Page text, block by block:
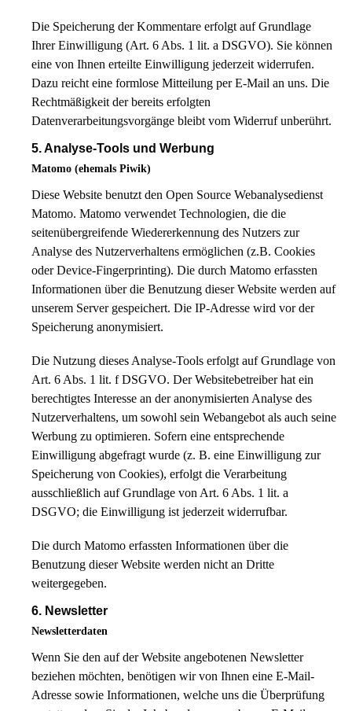
Die Speicherung der Kommentare erfolgt auf Grundlage
Ihrer Einwilligung (Art. 6 Abs. 1 lit. a DSGVO). Sie können
eine von Ihnen erteilte Einwilligung jederzeit widerrufen.
Dazu reicht eine formlose Mitteilung per E-Mail an uns. Die
Rechtmäßigkeit der bereits erfolgten
Datenverarbeitungsvorgänge bleibt vom Widerruf unberührt.
5. Analyse-Tools und Werbung
Matomo (ehemals Piwik)
Diese Website benutzt den Open Source Webanalysedienst
Matomo. Matomo verwendet Technologien, die die
seitenübergreifende Wiedererkennung des Nutzers zur
Analyse des Nutzerverhaltens ermöglichen (z.B. Cookies
oder Device-Fingerprinting). Die durch Matomo erfassten
Informationen über die Benutzung dieser Website werden auf
unserem Server gespeichert. Die IP-Adresse wird vor der
Speicherung anonymisiert.
Die Nutzung dieses Analyse-Tools erfolgt auf Grundlage von
Art. 6 Abs. 1 lit. f DSGVO. Der Websitebetreiber hat ein
berechtigtes Interesse an der anonymisierten Analyse des
Nutzerverhaltens, um sowohl sein Webangebot als auch seine
Werbung zu optimieren. Sofern eine entsprechende
Einwilligung abgefragt wurde (z. B. eine Einwilligung zur
Speicherung von Cookies), erfolgt die Verarbeitung
ausschließlich auf Grundlage von Art. 6 Abs. 1 lit. a
DSGVO; die Einwilligung ist jederzeit widerrufbar.
Die durch Matomo erfassten Informationen über die
Benutzung dieser Website werden nicht an Dritte
weitergegeben.
6. Newsletter
Newsletter­daten
Wenn Sie den auf der Website angebotenen Newsletter
beziehen möchten, benötigen wir von Ihnen eine E-Mail-
Adresse sowie Informationen, welche uns die Überprüfung